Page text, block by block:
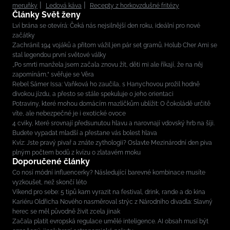
meruňky
Ledová káva Recepty z horkovzdušné fritézy
Články Svět ženy
Lví brána se otevírá: Čeká nás nejsilnější den roku, ideální pro nové
začátky
Zachránil 194 vojáků a přitom vážil jen pár set gramů. Holub Cher Ami se
stal legendou první světové války
„Po smrti manžela jsem začala znovu žít, děti mi ale říkají, že na něj
zapomínám,“ svěřuje se Věra
Rebel Sámer Issa: Vaňková ho zaučila, s Hanychovou prožil hodně
divokou jízdu, a přesto se stále spekuluje o jeho orientaci
Potraviny, které mohou domácím mazlíčkům ublížit: O čokoládě určitě
víte, ale nebezpečné je i exotické ovoce
4 cviky, které srovnají předsunutou hlavu a narovnají vdovský hrb na šíji.
Budete vypadat mladší a přestane vás bolest hlava
Kvíz: Jste pravý pivař a znáte zythologii? Oslavte Mezinárodní den piva
plným počtem bodů z kvízu o zlatavém moku
Doporučené články
Co nosí módní influencerky? Následující barevné kombinace musíte
vyzkoušet, než skončí léto
Víkend pro sebe: 5 tipů kam vyrazit na festival, drink, rande a do kina
Kariéru Oldřicha Nového nasměroval strýc z Národního divadla: Slavný
herec se měl původně živit zcela jinak
Začala platit evropská regulace umělé inteligence. AI obsah musí být